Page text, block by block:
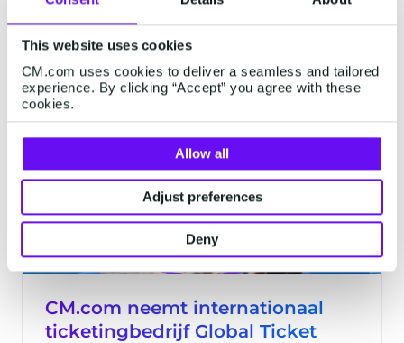
This website uses cookies
CM.com uses cookies to deliver a seamless and tailored
experience. By clicking “Accept” you agree with these
cookies.
Allow all
Adjust preferences
Deny
RCS (Rich Communication Services) in
Duitsland.
3 minutes read·Apr 17, 2020
CM.com neemt internationaal
ticketingbedrijf Global Ticket